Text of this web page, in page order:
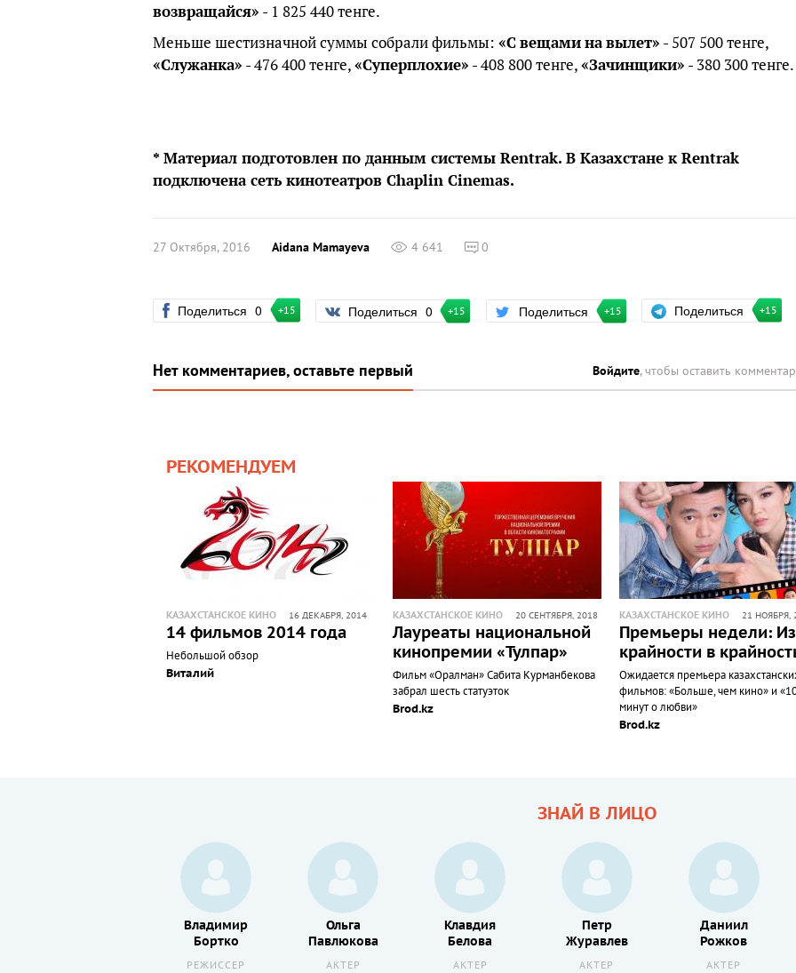
возвращайся» - 1 825 440 тенге.
Меньше шестизначной суммы собрали фильмы: «Свещаминавылет» - 507 500 тенге,
«Служанка» - 476 400 тенге,«Суперплохие» - 408 800 тенге,«Зачинщики» - 380 300 тенге.
* Материал подготовлен по данным системы Rentrak. В Казахстане к Rentrak
подключенасеть кинотеатров Chaplin Cinemas.
27 Октября, 2016 Aidana Mamayeva 4 641 0
Поделиться 0 +15 Поделиться 0 +15 Поделиться +15 Поделиться +15
Нет комментариев, оставьте первый Войдите, чтобы оставить
РЕКОМЕНДУЕМ
КАЗАХСТАНСКОЕ КИНО 16 ДЕКАБРЯ, 2014
14 фильмов 2014 года
Небольшой обзор
Виталий
КАЗАХСТАНСКОЕ КИНО 20 СЕНТЯБРЯ, 2018
Лауреаты национальной
кинопремии «Тулпар»
Фильм «Оралман» Сабита Курманбекова
забрал шесть статуэток
Brod.kz
КАЗАХСТАНСКОЕ КИНО 21 НОЯБРЯ,
Премьеры недели: Из
крайности в
Ожидается премьера
фильмов: «Больше, чем кино» и
минут о любви»
Brod.kz
ЗНАЙ В ЛИЦО
Владимир
Бортко
РЕЖИССЕР
Ольга
Павлюкова
АКТЕР
Клавдия
Белова
АКТЕР
Петр
Журавлев
АКТЕР
Даниил
Рожков
АКТЕР